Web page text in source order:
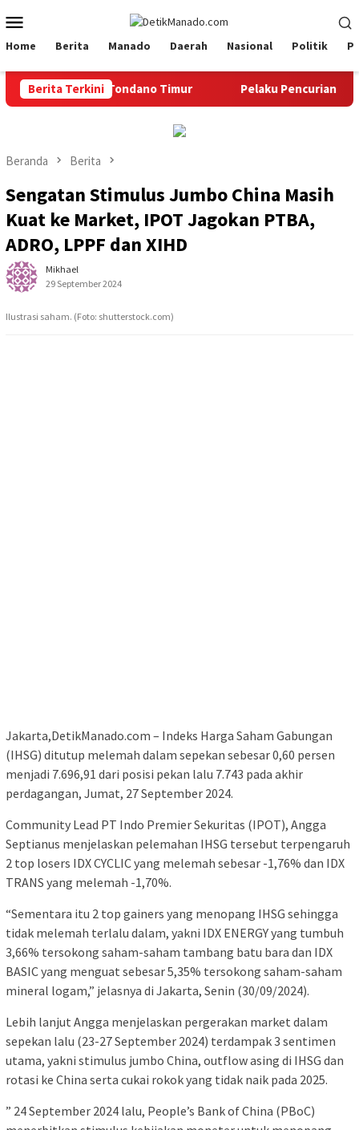
ke
kontenMobile
Home Berita Manado Daerah Nasional Politik
Berita Terkini
Tondano Timur Pelaku Pencurian Belasan
Beranda Berita
Sengatan Stimulus Jumbo China Masih
Kuat ke Market, IPOT Jagokan PTBA,
ADRO, LPPF dan XIHD
Mikhael
29 September 2024
Ilustrasi saham. (Foto: shutterstock.com)
Jakarta,DetikManado.com – Indeks Harga Saham Gabungan
(IHSG) ditutup melemah dalam sepekan sebesar 0,60 persen
menjadi 7.696,91 dari posisi pekan lalu 7.743 pada akhir
perdagangan, Jumat, 27 September 2024.
Community Lead PT Indo Premier Sekuritas (IPOT), Angga
Septianus menjelaskan pelemahan IHSG tersebut terpengaruh
2 top losers IDX CYCLIC yang melemah sebesar -1,76% dan IDX
TRANS yang melemah -1,70%.
“Sementara itu 2 top gainers yang menopang IHSG sehingga
tidak melemah terlalu dalam, yakni IDX ENERGY yang tumbuh
3,66% tersokong saham-saham tambang batu bara dan IDX
BASIC yang menguat sebesar 5,35% tersokong saham-saham
mineral logam,” jelasnya di Jakarta, Senin (30/09/2024).
Lebih lanjut Angga menjelaskan pergerakan market dalam
sepekan lalu (23-27 September 2024) terdampak 3 sentimen
utama, yakni stimulus jumbo China, outflow asing di IHSG dan
rotasi ke China serta cukai rokok yang tidak naik pada 2025.
” 24 September 2024 lalu, People’s Bank of China (PBoC)